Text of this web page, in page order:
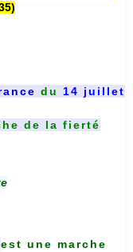
du 14 juillet
de la fierté
est une marche